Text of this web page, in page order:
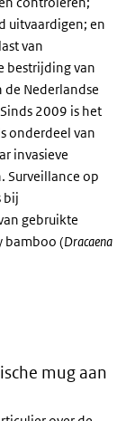
uitvaardigen; en
van
bestrijding van
de Nederlandse
2009 is het
onderdeel van
invasieve
Surveillance op
bij
gebruikte
bamboo (Dracaena
mug aan